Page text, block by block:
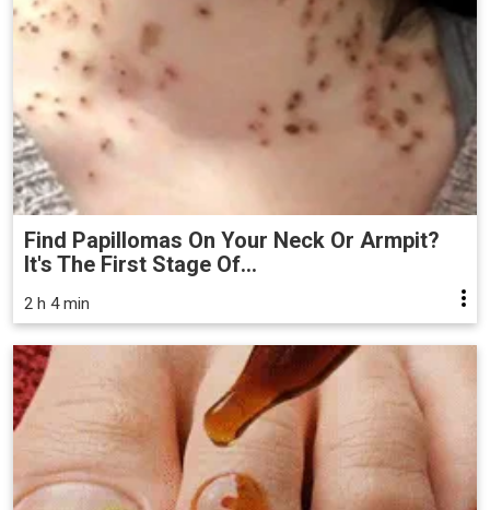
Find Papillomas On Your Neck Or Armpit?
It's The First Stage Of...
2 h 4 min